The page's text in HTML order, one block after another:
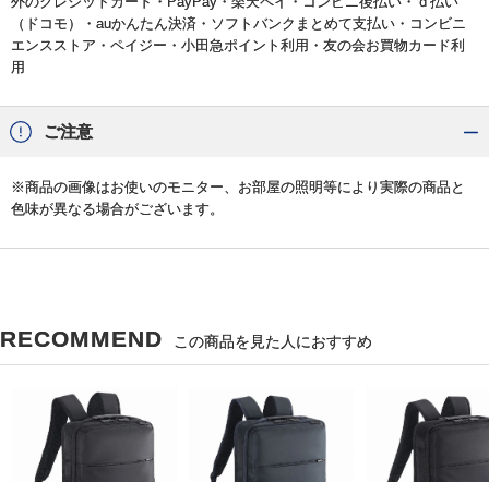
（ドコモ）・auかんたん決済・ソフトバンクまとめて支払い・コンビニ
エンスストア・ペイジー・小田急ポイント利用・友の会お買物カード利
用
ご注意
※商品の画像はお使いのモニター、お部屋の照明等により実際の商品と
色味が異なる場合がございます。
RECOMMEND この商品を見た人におすすめ